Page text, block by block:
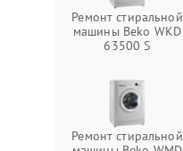
Ремонт стиральной
машины Beko WKD
63500 S
Ремонт стиральной